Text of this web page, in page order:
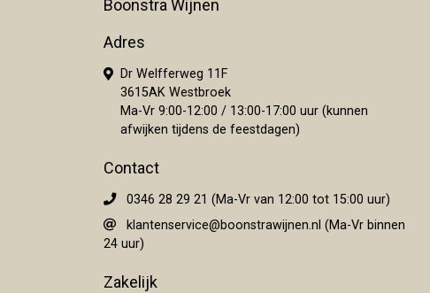
Boonstra Wijnen
Adres
Dr Welfferweg 11F
3615AK Westbroek
Ma-Vr 9:00-12:00 / 13:00-17:00 uur (kunnen
afwijken tijdens de feestdagen)
Contact
0346 28 29 21 (Ma-Vr van 12:00 tot 15:00 uur)
klantenservice@boonstrawijnen.nl (Ma-Vr binnen
24 uur)
Zakelijk